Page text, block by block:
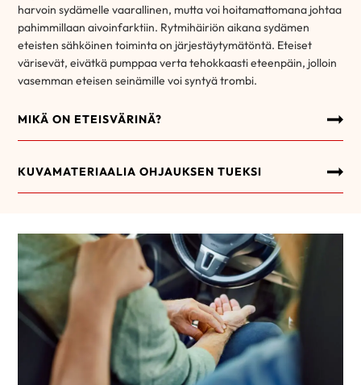
harvoin sydämelle vaarallinen, mutta voi hoitamattomana johtaa
pahimmillaan aivoinfarktiin. Rytmihäiriön aikana sydämen
eteisten sähköinen toiminta on järjestäytymätöntä. Eteiset
värisevät, eivätkä pumppaa verta tehokkaasti eteenpäin, jolloin
vasemman eteisen seinämille voi syntyä trombi.
MIKÄ ON ETEISVÄRINÄ?
KUVAMATERIAALIA OHJAUKSEN TUEKSI